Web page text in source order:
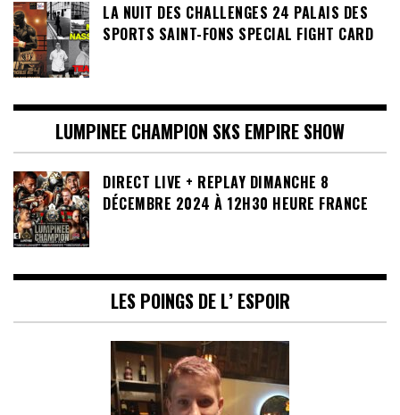
LA NUIT DES CHALLENGES 24 PALAIS DES
SPORTS SAINT-FONS SPECIAL FIGHT CARD
LUMPINEE CHAMPION SKS EMPIRE SHOW
DIRECT LIVE + REPLAY DIMANCHE 8
DÉCEMBRE 2024 À 12H30 HEURE FRANCE
LES POINGS DE L’ ESPOIR